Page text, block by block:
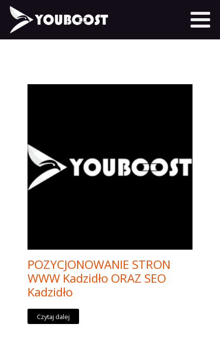
POZYCJONOWANIE STRON
WWW Kadzidło ORAZ SEO
Kadzidło
Czytaj dalej